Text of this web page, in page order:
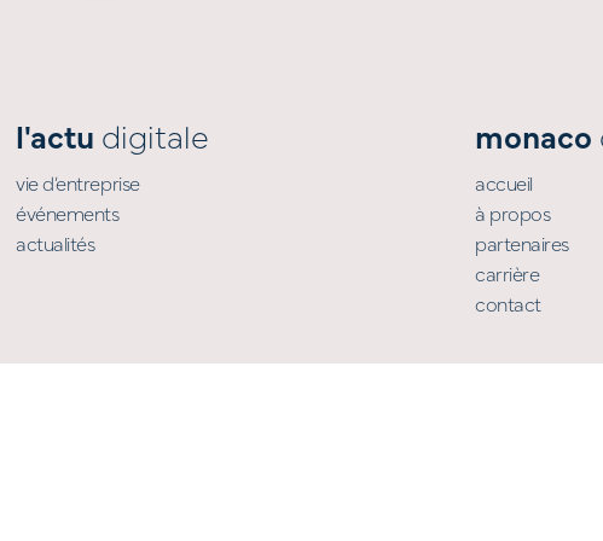
l'actu digitale
vie d’entreprise
événements
actualités
monaco
accueil
à propos
partenaires
carrière
contact